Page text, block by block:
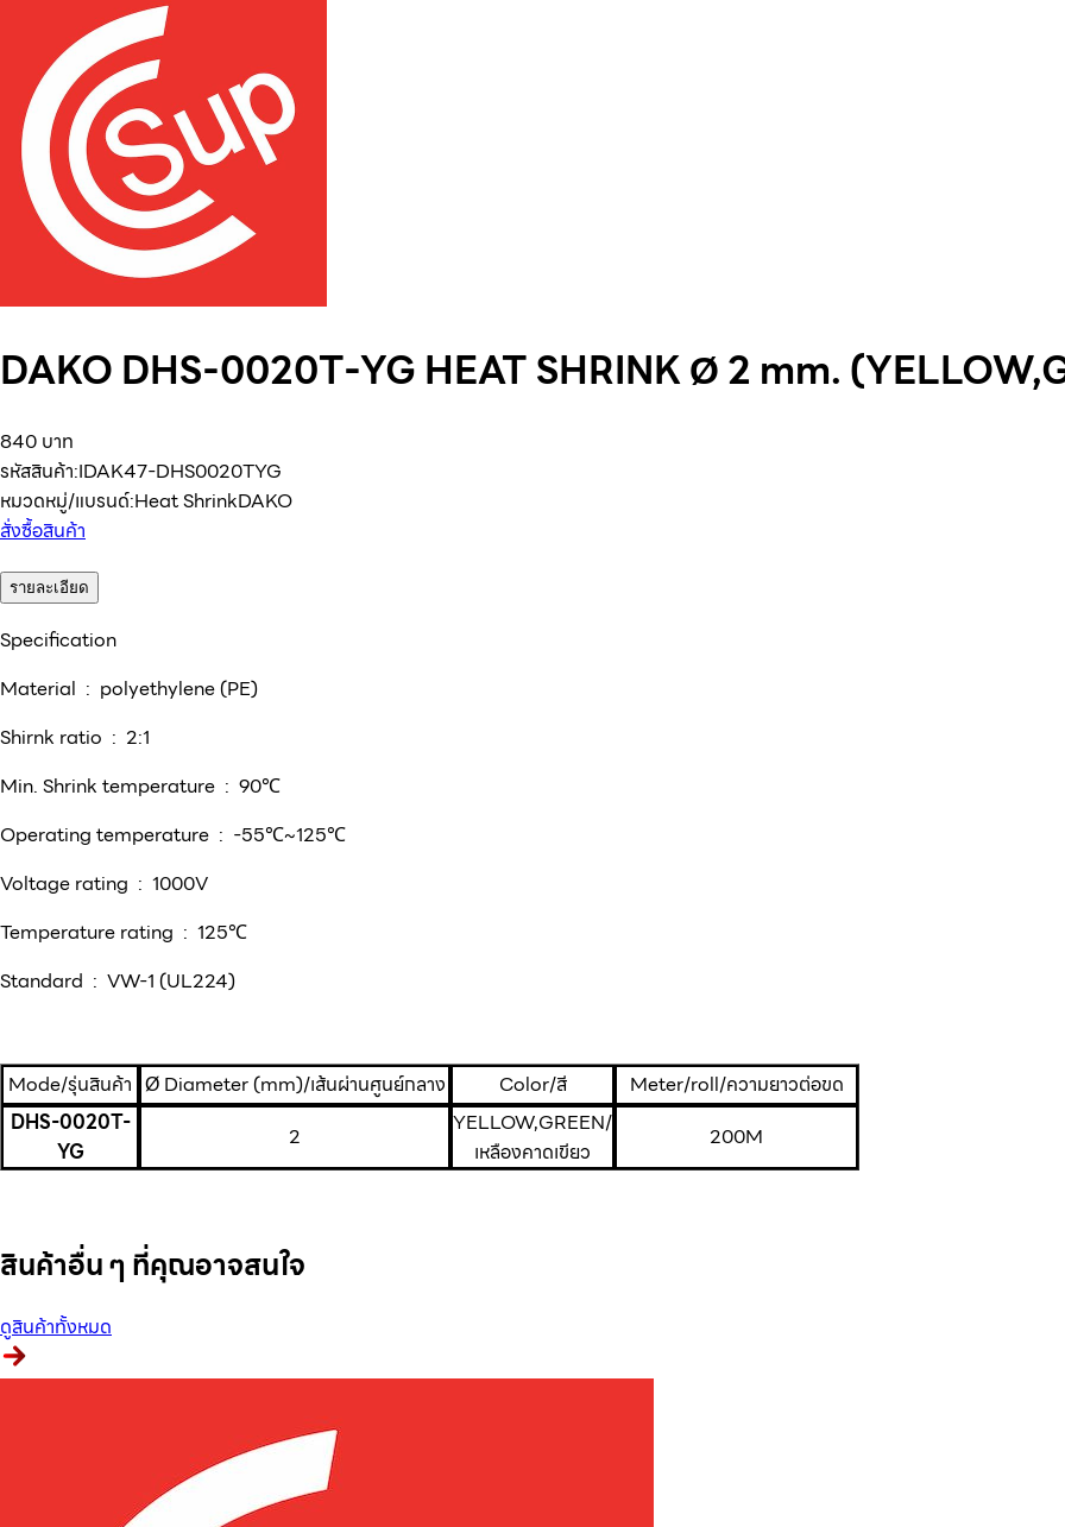
DAKO DHS-0020T-YG HEAT SHRINK Ø 2 mm.
840 บาท
รหัสสินค้า:IDAK47-DHS0020TYG
หมวดหมู่/แบรนด์:Heat ShrinkDAKO
สั่งซื้อสินค้า
รายละเอียด
Specification
Material : polyethylene (PE)
Shirnk ratio : 2:1
Min. Shrink temperature : 90℃
Operating temperature : -55℃~125℃
Voltage rating : 1000V
Temperature rating : 125℃
Standard : VW-1 (UL224)
Mode/รุ่นสินค้า Ø Diameter (mm)/เส้นผ่านศูนย์กลาง Color/สี
Meter/roll/ความยาวต่อขด
DHS-0020T-
YG
2
YELLOW,GREEN/
เหลืองคาดเขียว
200M
สินค้าอื่น ๆ ที่คุณอาจสนใจ
ดูสินค้าทั้งหมด